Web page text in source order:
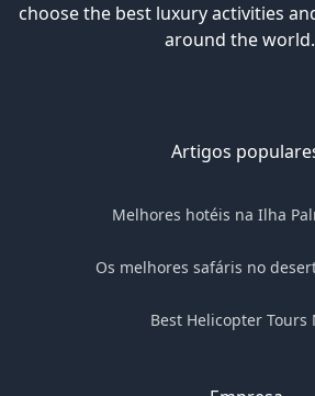
choose the best luxury activities
around the world.
Artigos
Melhores hotéis na Ilha
Os melhores safáris no
Best Helicopter Tours